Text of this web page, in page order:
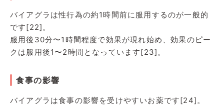
バイアグラは性行為の約1時間前に服用するのが一般的
です[22]。
服用後30分〜1時間程度で効果が現れ始め、効果のピー
クは服用後1〜2時間となっています[23]。
食事の影響
バイアグラは食事の影響を受けやすいお薬です[24]。